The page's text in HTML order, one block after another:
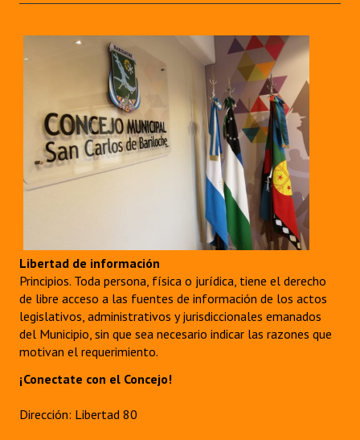
Libertad de información
Principios. Toda persona, física o jurídica, tiene el derecho
de libre acceso a las fuentes de información de los actos
legislativos, administrativos y jurisdiccionales emanados
del Municipio, sin que sea necesario indicar las razones que
motivan el requerimiento.
¡Conectate con el Concejo!
Dirección: Libertad 80